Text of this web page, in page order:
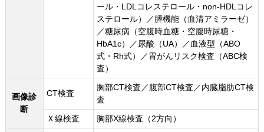
ール・LDLコレステロール・non-HDLコレ
ステロール）／膵機能（血清アミラーゼ）
／糖尿病（空腹時血糖・空腹時尿糖・
HbA1c）／尿酸（UA）／血液型（ABO
式・Rh式）／胃がんリスク検査（ABC検
査）
画像診
断
CT検査
胸部CT検査／腹部CT検査／内臓脂肪CT検
査
Ｘ線検査
胸部X線検査（2方向）